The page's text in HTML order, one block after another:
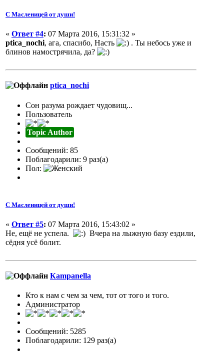
С Масленицей от души!
« Ответ #4: 07 Марта 2016, 15:31:32 »
ptica_nochi, ага, спасибо, Насть
. Ты небось уже и
блинов намострячила, да?
ptica_nochi
Сон разума рождает чудовищ...
Пользователь
Topic Author
Сообщений: 85
Поблагодарили: 9 раз(а)
Пол:
С Масленицей от души!
« Ответ #5: 07 Марта 2016, 15:43:02 »
Не, ещё не успела.
Вчера на лыжную базу ездили,
сёдня усё болит.
Кampanella
Кто к нам с чем за чем, тот от того и того.
Администратор
Сообщений: 5285
Поблагодарили: 129 раз(а)